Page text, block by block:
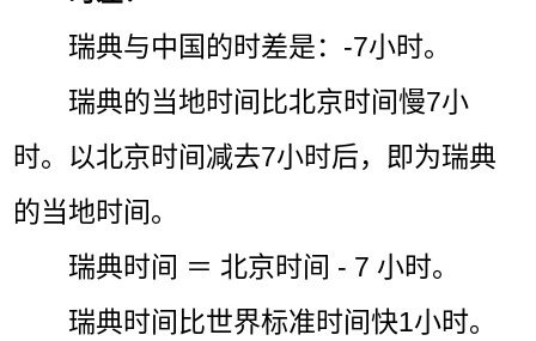
瑞典与中国的时差是：-7小时。
瑞典的当地时间比北京时间慢7小
时。以北京时间减去7小时后，即为瑞典
的当地时间。
瑞典时间 ＝ 北京时间 - 7 小时。
瑞典时间比世界标准时间快1小时。